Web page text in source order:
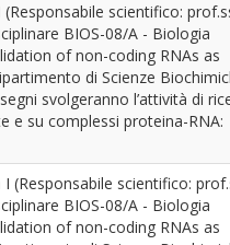
scientifico:
BIOS-08/A - Biologia
of non-coding RNAs as
di Scienze
svolgeranno l’attività di
e su complessi proteina-RNA:
(Responsabile scientifico:
BIOS-08/A - Biologia
of non-coding RNAs as